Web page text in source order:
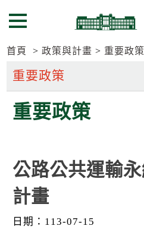
到
要
區
到
要
區
選單按鈕
首頁 政策與計畫 重要政策
重要政策
公路公共運輸
計畫
日期：113-07-15